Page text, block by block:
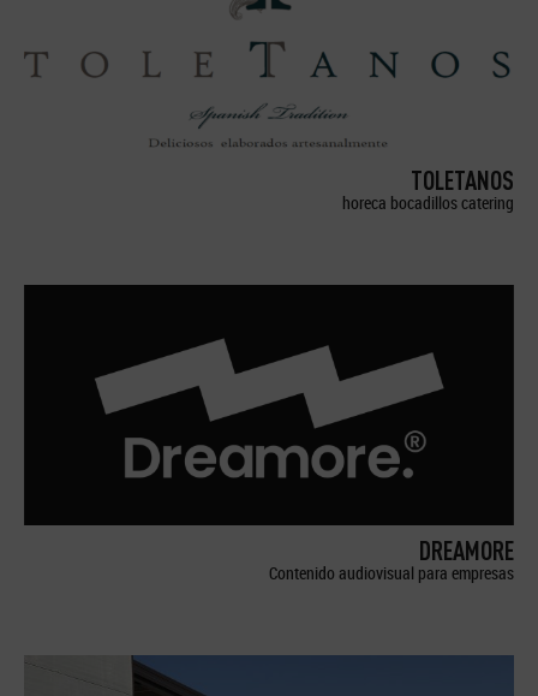
TOLETANOS
horeca bocadillos catering
DREAMORE
Contenido audiovisual para empresas